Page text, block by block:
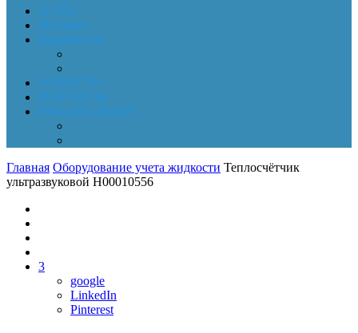
О НАС
Магазин
Документы
НОВОСТИ
КОНТАКТЫ
Личный кабинет
Главная Оборудование учета жидкости Теплосчётчик
ультразвуковой Н00010556
3
google
LinkedIn
Pinterest